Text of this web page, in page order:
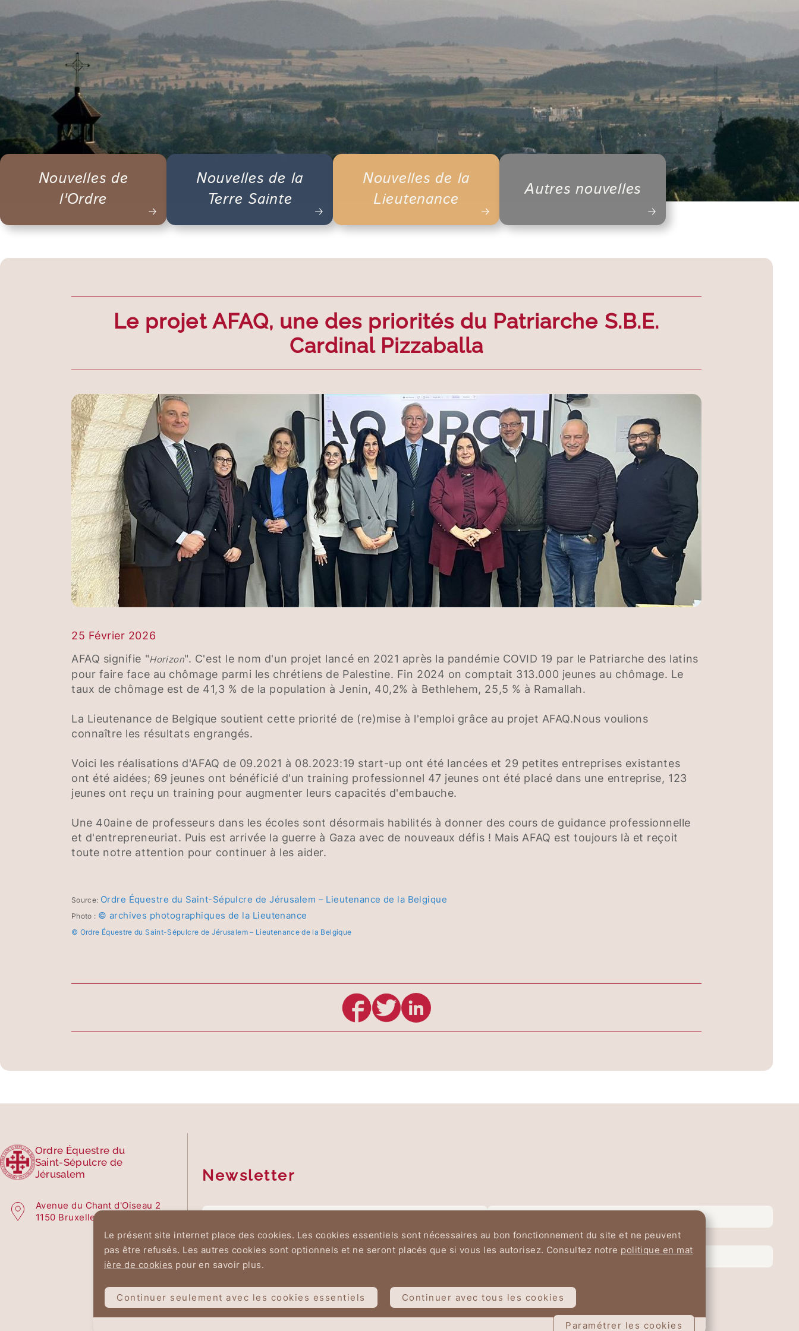
Nouvelles de
l'Ordre
Nouvelles de la
Terre Sainte
Nouvelles de la
Lieutenance
Autres nouvelles
Le projet AFAQ, une des priorités du Patriarche S.B.E.
Cardinal Pizzaballa
25 Février 2026
AFAQ signifie "Horizon". C'est le nom d'un projet lancé en 2021 après la pandémie COVID 19 par le Patriarche des latins
pour faire face au chômage parmi les chrétiens de Palestine. Fin 2024 on comptait 313.000 jeunes au chômage. Le
taux de chômage est de 41,3 % de la population à Jenin, 40,2% à Bethlehem, 25,5 % à Ramallah.
La Lieutenance de Belgique soutient cette priorité de (re)mise à l'emploi grâce au projet AFAQ.Nous voulions
connaître les résultats engrangés.
Voici les réalisations d'AFAQ de 09.2021 à 08.2023:19 start-up ont été lancées et 29 petites entreprises existantes
ont été aidées; 69 jeunes ont bénéficié d'un training professionnel 47 jeunes ont été placé dans une entreprise, 123
jeunes ont reçu un training pour augmenter leurs capacités d'embauche.
Une 40aine de professeurs dans les écoles sont désormais habilités à donner des cours de guidance professionnelle
et d'entrepreneuriat. Puis est arrivée la guerre à Gaza avec de nouveaux défis ! Mais AFAQ est toujours là et reçoit
toute notre attention pour continuer à les aider.
Source: Ordre Équestre du Saint-Sépulcre de Jérusalem – Lieutenance de la Belgique
Photo : © archives photographiques de la Lieutenance
© Ordre Équestre du Saint-Sépulcre de Jérusalem – Lieutenance de la Belgique
Ordre Équestre du
Saint-Sépulcre de
Jérusalem
Avenue du Chant d'Oiseau 2
1150 Bruxelles
Newsletter
ENVOYER
Le présent site internet place des cookies. Les cookies essentiels sont nécessaires au bon fonctionnement du site et ne peuvent
pas être refusés. Les autres cookies sont optionnels et ne seront placés que si vous les autorisez. Consultez notre politique en mat
ière de cookies pour en savoir plus.
Continuer seulement avec les cookies essentiels Continuer avec tous les cookies
Paramétrer les cookies